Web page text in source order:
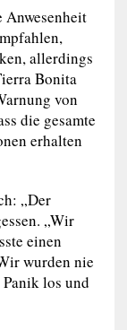
Anwesenheit
allerdings
Bonita
von
die gesamte
erhalten
„Der
„Wir
einen
wurden nie
los und